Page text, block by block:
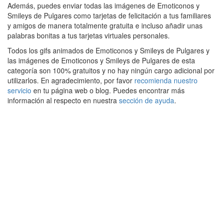
Además, puedes enviar todas las imágenes de Emoticonos y
Smileys de Pulgares como tarjetas de felicitación a tus familiares
y amigos de manera totalmente gratuita e incluso añadir unas
palabras bonitas a tus tarjetas virtuales personales.
Todos los gifs animados de Emoticonos y Smileys de Pulgares y
las imágenes de Emoticonos y Smileys de Pulgares de esta
categoría son 100% gratuitos y no hay ningún cargo adicional por
utilizarlos. En agradecimiento, por favor recomienda nuestro
servicio en tu página web o blog. Puedes encontrar más
información al respecto en nuestra sección de ayuda.